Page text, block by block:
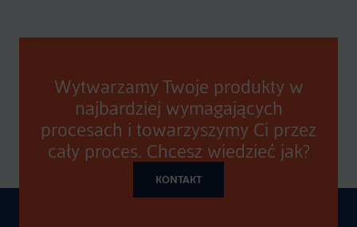
Wytwarzamy Twoje produkty w
najbardziej wymagających
procesach i towarzyszymy Ci przez
cały proces. Chcesz wiedzieć jak?
KONTAKT